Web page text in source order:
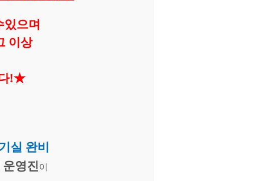
으며
이상
!★
실 완비
영진이